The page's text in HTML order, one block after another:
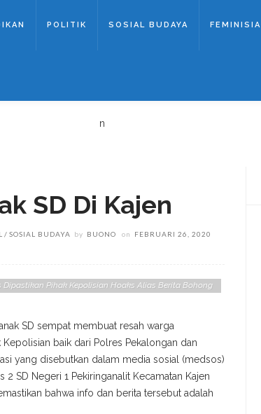
POLITIK SOSIAL BUDAYA FEMINISIA
n
SD Di Kajen
SOSIAL BUDAYA by BUONO on
FEBRUARI 26, 2020
Pihak Kepolisian Hoaks Alias Berita Bohong
SD sempat membuat resah warga
baik dari Polres Pekalongan dan
yang disebutkan dalam media sosial (medsos)
SD Negeri 1 Pekiringanalit Kecamatan Kajen
bahwa info dan berita tersebut adalah